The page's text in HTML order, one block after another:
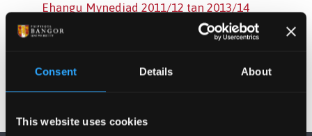
Consent Details About
This website uses cookies
Ehangu Mynediad 2011/12 tan 2013/14
Canllawiau ar gyfer Uwch Diwtoriaid
Cymrodoriaethau Dysgu'r Brifysgol